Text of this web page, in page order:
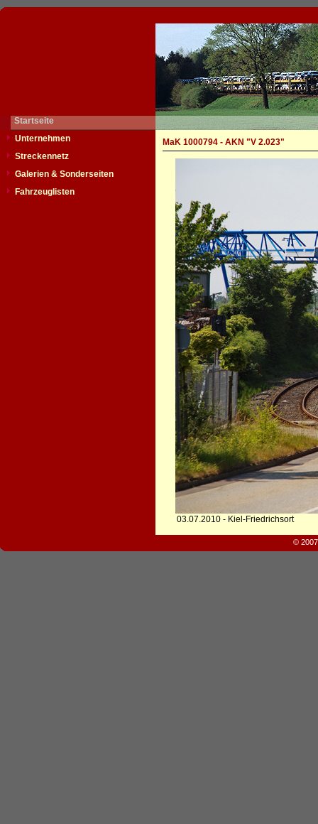
Startseite
Unternehmen
Streckennetz
Galerien & Sonderseiten
Fahrzeuglisten
MaK 1000794 - AKN "V 2.023"
03.07.2010 - Kiel-Friedrichsort
©